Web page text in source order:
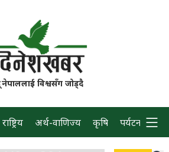
नेपाललाई विश्वसँग जोड्दै
राष्ट्रिय अर्थ-वाणिज्य कृषि पर्यटन प्रवास